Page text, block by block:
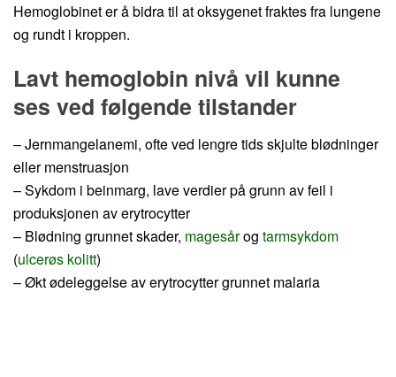
Hemoglobinet er å bidra til at oksygenet fraktes fra lungene
og rundt i kroppen.
Lavt hemoglobin nivå vil kunne
ses ved følgende tilstander
– Jernmangelanemi, ofte ved lengre tids skjulte blødninger
eller menstruasjon
– Sykdom i beinmarg, lave verdier på grunn av feil i
produksjonen av erytrocytter
– Blødning grunnet skader, magesårog tarmsykdom
(ulcerøs kolitt)
– Økt ødeleggelse av erytrocytter grunnet malaria